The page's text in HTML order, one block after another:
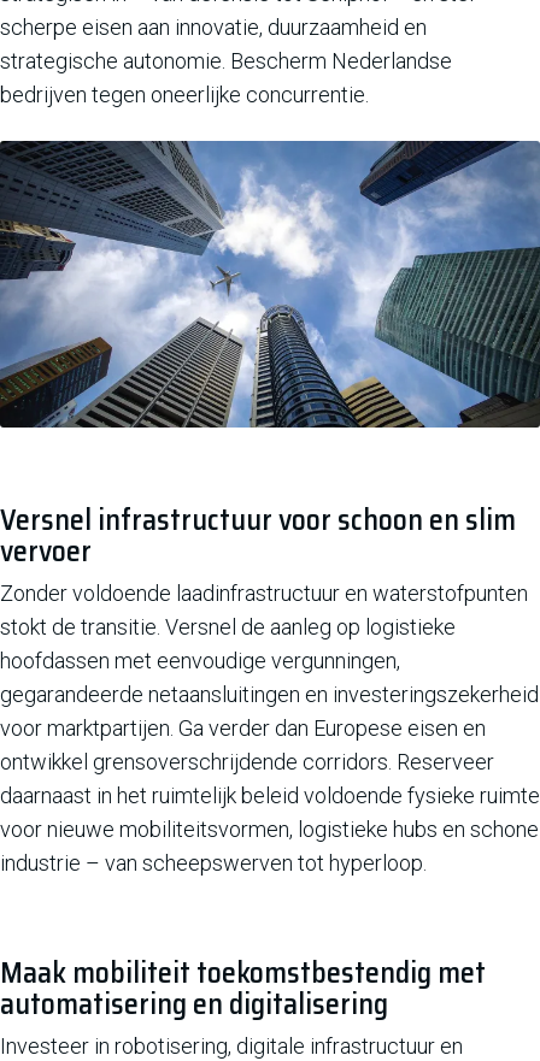
scherpe eisen aan innovatie, duurzaamheid en
strategische autonomie. Bescherm Nederlandse
bedrijven tegen oneerlijke concurrentie.
Versnel infrastructuur voor schoon en slim
vervoer
Zonder voldoende laadinfrastructuur en waterstofpunten
stokt de transitie. Versnel de aanleg op logistieke
hoofdassen met eenvoudige vergunningen,
gegarandeerde netaansluitingen en investeringszekerheid
voor marktpartijen. Ga verder dan Europese eisen en
ontwikkel grensoverschrijdende corridors. Reserveer
daarnaast in het ruimtelijk beleid voldoende fysieke ruimte
voor nieuwe mobiliteitsvormen, logistieke hubs en schone
industrie – van scheepswerven tot hyperloop.
Maak mobiliteit toekomstbestendig met
automatisering en digitalisering
Investeer in robotisering, digitale infrastructuur en